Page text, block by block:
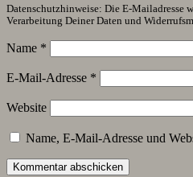
Datenschutzhinweise: Die E-Mailadresse
Verarbeitung Deiner Daten und
Name *
E-Mail-Adresse *
Website
Name, E-Mail-Adresse und